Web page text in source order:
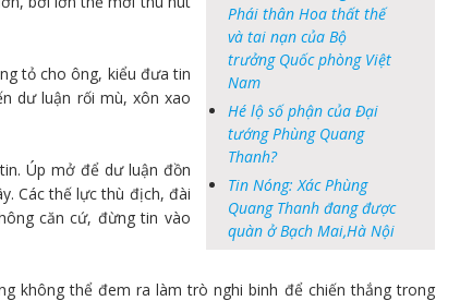
Phái thân Hoa thất thế
và tai nạn của Bộ
trưởng Quốc phòng Việt
Nam
Hé lộ số phận của Đại
tướng Phùng Quang
Thanh?
Tin Nóng: Xác Phùng
Quang Thanh đang được
quàn ở Bạch Mai,Hà Nội
tỏ cho ông, kiểu đưa tin
dư luận rối mù, xôn xao
Úp mở để dư luận đồn
Các thế lực thù địch, đài
căn cứ, đừng tin vào
không thể đem ra làm trò nghi binh để chiến thắng trong